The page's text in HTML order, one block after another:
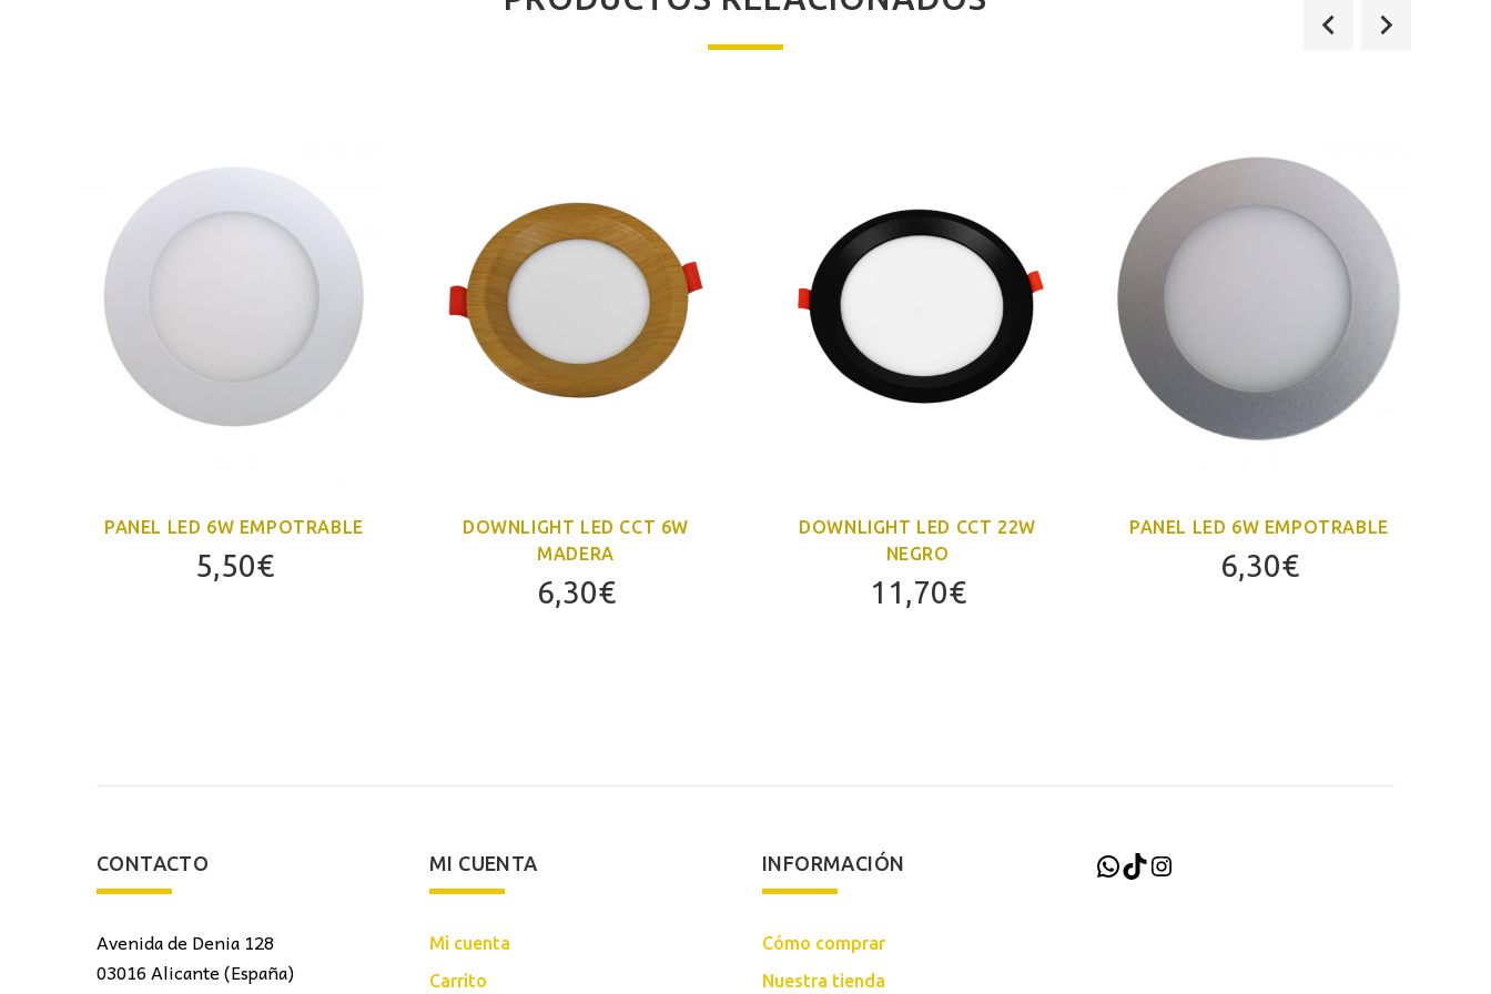
PANEL LED 6W EMPOTRABLE
5,50€
DOWNLIGHT LED CCT 6W
MADERA
6,30€
DOWNLIGHT LED CCT 22W
NEGRO
11,70€
PANEL LED 6W EMPOTRABLE
6,30€
CONTACTO
Avenida de Denia 128
03016 Alicante (España)
MI CUENTA
Mi cuenta
Carrito
INFORMACIÓN
Cómo comprar
Nuestra tienda
WhatsApp
TikTokInstagram